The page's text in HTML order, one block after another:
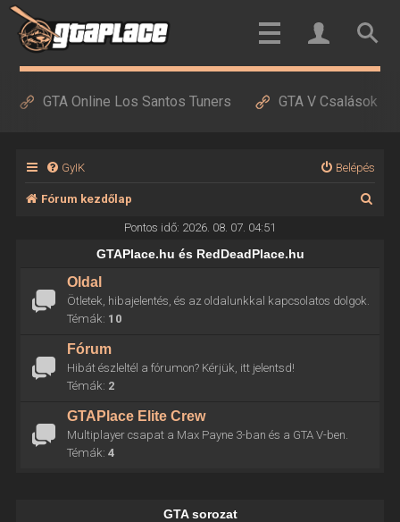
GTA Online Los Santos Tuners GTA V Csalások
GyIK Belépés
Fórum kezdőlap
Pontos idő: 2026. 08. 07. 04:51
GTAPlace.hu és RedDeadPlace.hu
Oldal
Ötletek, hibajelentés, és az oldalunkkal kapcsolatos dolgok.
Témák: 10
Fórum
Hibát észleltél a fórumon? Kérjük, itt jelentsd!
Témák: 2
GTAPlace Elite Crew
Multiplayer csapat a Max Payne 3-ban és a GTA V-ben.
Témák: 4
GTA sorozat